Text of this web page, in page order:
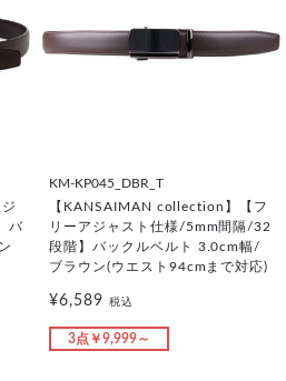
バ
KM-KP045_DBR_T
【KANSAIMAN collection】【フ
リーアジャスト仕様/5mm間隔/32
段階】バックルベルト 3.0cm幅/
ブラウン(ウエスト94cmまで対応)
¥6,589 税込
3点￥9,999～